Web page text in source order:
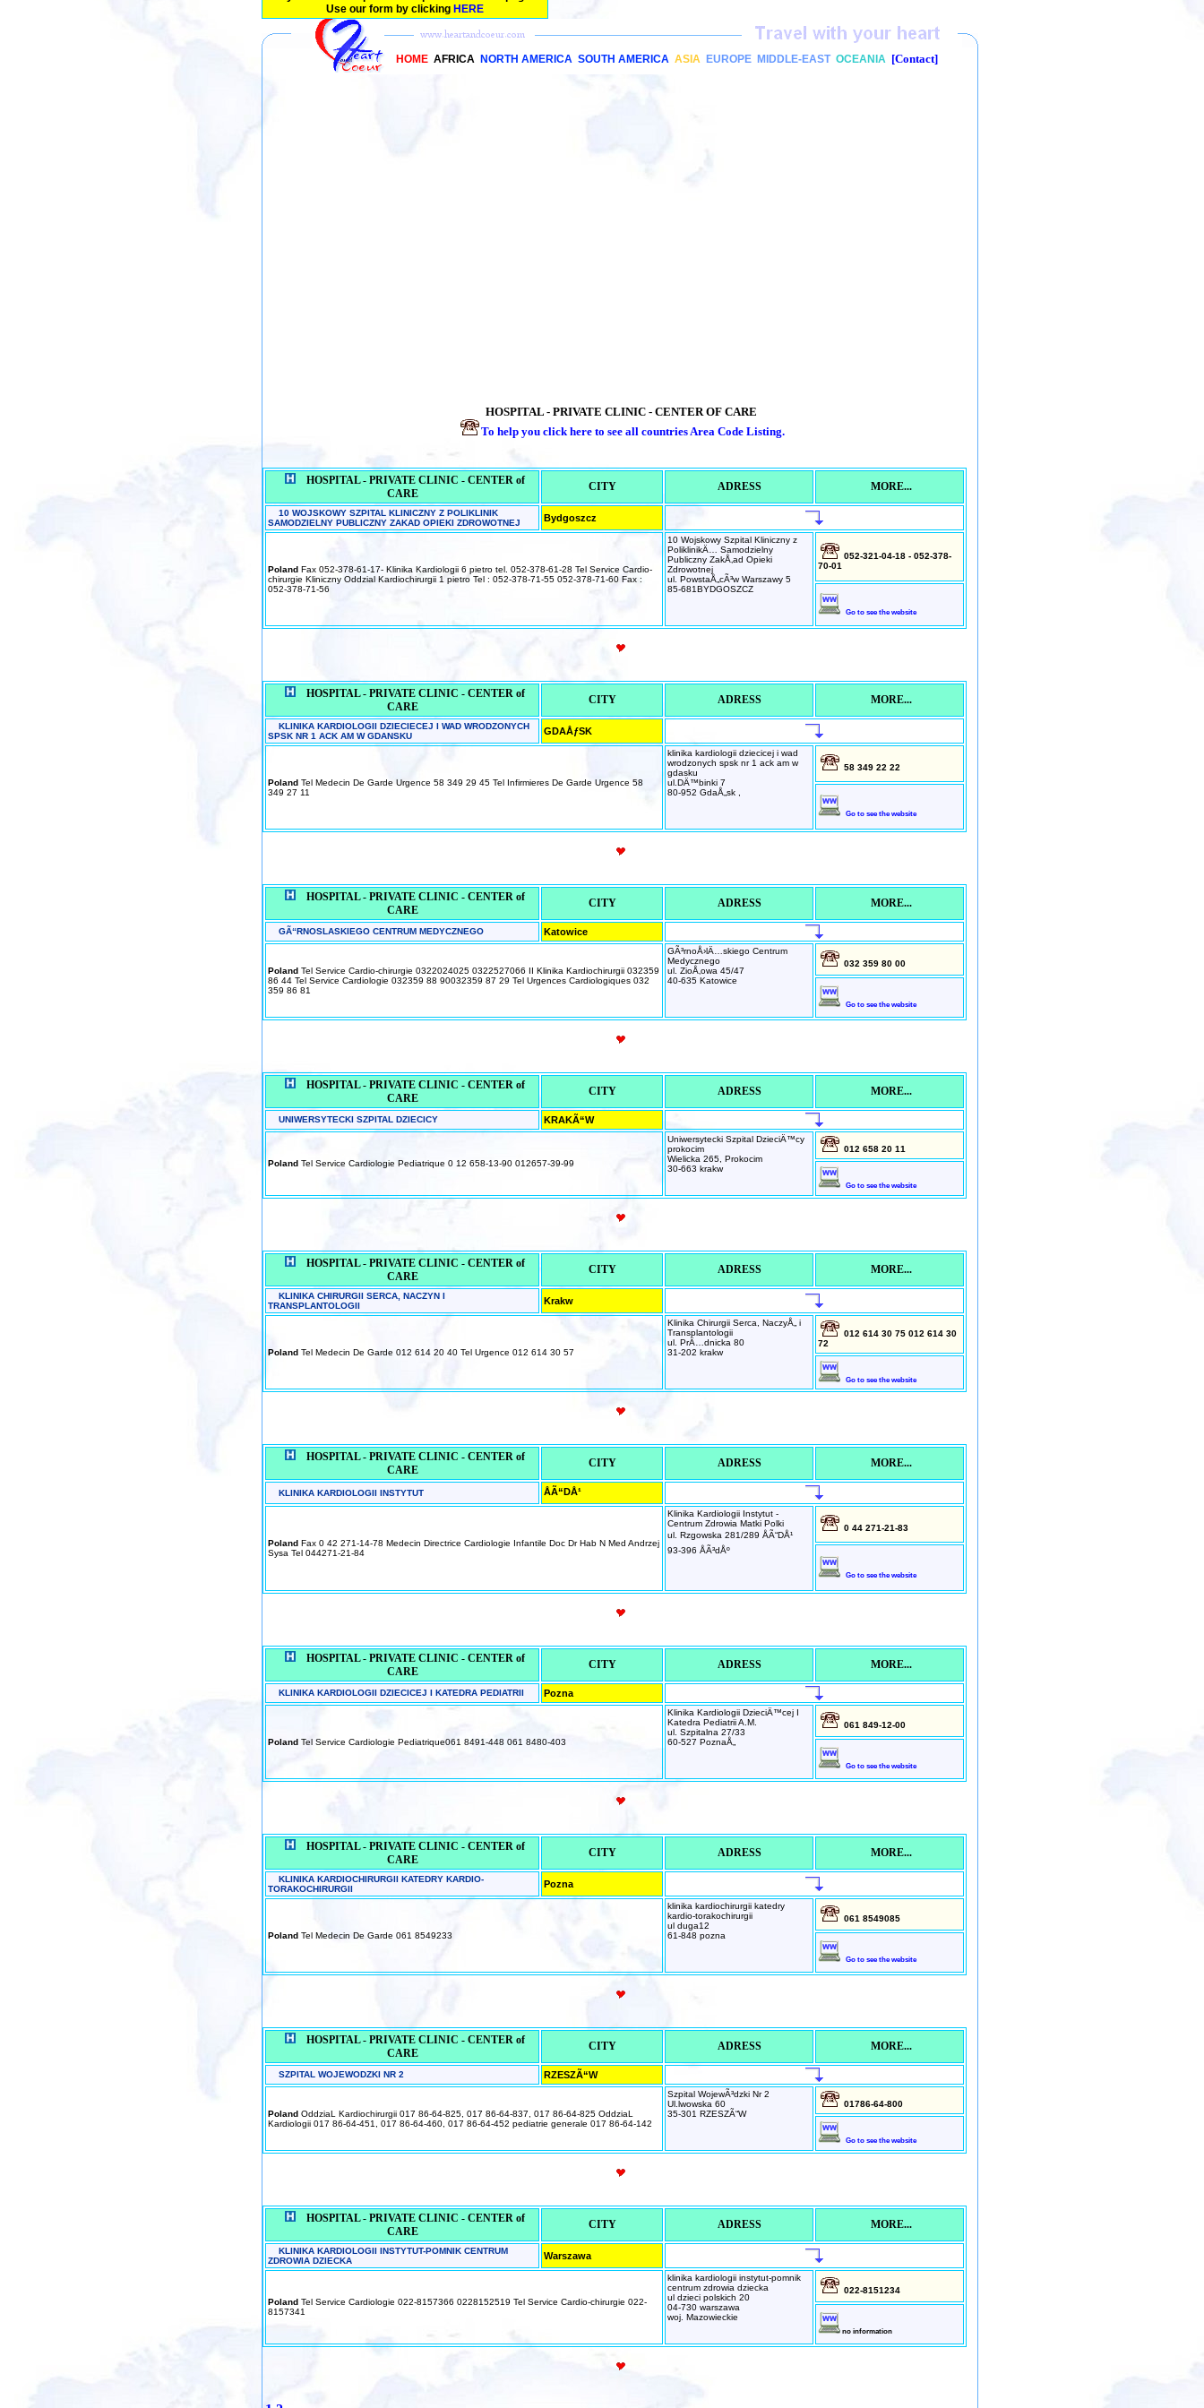
Use our form by clicking HERE
HOME AFRICA NORTH AMERICA SOUTH AMERICA ASIA EUROPE MIDDLE-EAST OCEANIA [Contact]
HOSPITAL - PRIVATE CLINIC - CENTER OF CARE
To help you click here to see all countriesArea CodeListing.
HOSPITAL - PRIVATE CLINIC - CENTER of
CARE
CITY ADRESS MORE...
10 WOJSKOWY SZPITAL KLINICZNY Z POLIKLINIK
SAMODZIELNY PUBLICZNY ZAKAD OPIEKI ZDROWOTNEJ
Bydgoszcz
Poland Fax 052-378-61-17- Klinika Kardiologii 6 pietro tel. 052-378-61-28 Tel Service Cardio-
chirurgie Kliniczny Oddzial Kardiochirurgii 1 pietro Tel : 052-378-71-55 052-378-71-60 Fax :
052-378-71-56
10 Wojskowy Szpital Kliniczny z
PoliklinikÄ… Samodzielny
Publiczny ZakÅ‚ad Opieki
Zdrowotnej
ul. PowstaÅ„cÃ³w Warszawy 5
85-681BYDGOSZCZ
052-321-04-18 - 052-378-
70-01
Go to see the website
HOSPITAL - PRIVATE CLINIC - CENTER of
CARE
CITY ADRESS MORE...
KLINIKA KARDIOLOGII DZIECIECEJ I WAD WRODZONYCH
SPSK NR 1 ACK AM W GDANSKU
GDAÅƒSK
Poland Tel Medecin De Garde Urgence 58 349 29 45 Tel Infirmieres De Garde Urgence 58
349 27 11
klinika kardiologii dziecicej i wad
wrodzonych spsk nr 1 ack am w
gdasku
ul.DÄ™binki 7
80-952 GdaÅ„sk ,
58 349 22 22
Go to see the website
HOSPITAL - PRIVATE CLINIC - CENTER of
CARE
CITY ADRESS MORE...
GÃ“RNOSLASKIEGO CENTRUM MEDYCZNEGO Katowice
Poland Tel Service Cardio-chirurgie 0322024025 0322527066 II Klinika Kardiochirurgii 032359
86 44 Tel Service Cardiologie 032359 88 90032359 87 29 Tel Urgences Cardiologiques 032
359 86 81
GÃ³rnoÅ›lÄ…skiego Centrum
Medycznego
ul. ZioÅ‚owa 45/47
40-635 Katowice
032 359 80 00
Go to see the website
HOSPITAL - PRIVATE CLINIC - CENTER of
CARE
CITY ADRESS MORE...
UNIWERSYTECKI SZPITAL DZIECICY KRAKÃ“W
Poland Tel Service Cardiologie Pediatrique 0 12 658-13-90 012657-39-99
Uniwersytecki Szpital DzieciÄ™cy
prokocim
Wielicka 265, Prokocim
30-663 krakw
012 658 20 11
Go to see the website
HOSPITAL - PRIVATE CLINIC - CENTER of
CARE
CITY ADRESS MORE...
KLINIKA CHIRURGII SERCA, NACZYN I
TRANSPLANTOLOGII
Krakw
Poland Tel Medecin De Garde 012 614 20 40 Tel Urgence 012 614 30 57
Klinika Chirurgii Serca, NaczyÅ„ i
Transplantologii
ul. PrÄ…dnicka 80
31-202 krakw
012 614 30 75 012 614 30
72
Go to see the website
HOSPITAL - PRIVATE CLINIC - CENTER of
CARE
CITY ADRESS MORE...
KLINIKA KARDIOLOGII INSTYTUT ÅÃ“DÅ¹
Poland Fax 0 42 271-14-78 Medecin Directrice Cardiologie Infantile Doc Dr Hab N Med Andrzej
Sysa Tel 044271-21-84
Klinika Kardiologii Instytut -
Centrum Zdrowia Matki Polki
ul. Rzgowska 281/289 ÅÃ“DÅ¹
93-396 ÅÃ³dÅº
0 44 271-21-83
Go to see the website
HOSPITAL - PRIVATE CLINIC - CENTER of
CARE
CITY ADRESS MORE...
KLINIKA KARDIOLOGII DZIECICEJ I KATEDRA PEDIATRII Pozna
Poland Tel Service Cardiologie Pediatrique061 8491-448 061 8480-403
Klinika Kardiologii DzieciÄ™cej I
Katedra Pediatrii A.M.
ul. Szpitalna 27/33
60-527 PoznaÅ„
061 849-12-00
Go to see the website
HOSPITAL - PRIVATE CLINIC - CENTER of
CARE
CITY ADRESS MORE...
KLINIKA KARDIOCHIRURGII KATEDRY KARDIO-
TORAKOCHIRURGII
Pozna
Poland Tel Medecin De Garde 061 8549233
klinika kardiochirurgii katedry
kardio-torakochirurgii
ul duga12
61-848 pozna
061 8549085
Go to see the website
HOSPITAL - PRIVATE CLINIC - CENTER of
CARE
CITY ADRESS MORE...
SZPITAL WOJEWODZKI NR 2 RZESZÃ“W
Poland OddziaL Kardiochirurgii 017 86-64-825, 017 86-64-837, 017 86-64-825 OddziaL
Kardiologii 017 86-64-451, 017 86-64-460, 017 86-64-452 pediatrie generale 017 86-64-142
Szpital WojewÃ³dzki Nr 2
Ul.lwowska 60
35-301 RZESZÃ“W
01786-64-800
Go to see the website
HOSPITAL - PRIVATE CLINIC - CENTER of
CARE
CITY ADRESS MORE...
KLINIKA KARDIOLOGII INSTYTUT-POMNIK CENTRUM
ZDROWIA DZIECKA
Warszawa
Poland Tel Service Cardiologie 022-8157366 0228152519 Tel Service Cardio-chirurgie 022-
8157341
klinika kardiologii instytut-pomnik
centrum zdrowia dziecka
ul dzieci polskich 20
04-730 warszawa
woj. Mazowieckie
022-8151234
no information